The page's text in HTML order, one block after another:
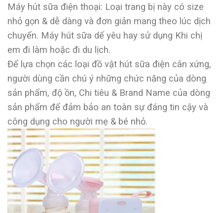
Máy hút sữa điện thoại: Loại trang bị này có size
nhỏ gọn & dễ dàng và đơn giản mang theo lúc dịch
chuyển. Máy hút sữa dế yêu hay sử dụng Khi chị
em đi làm hoặc đi du lịch.
Để lựa chọn các loại đồ vật hút sữa điện cân xứng,
người dùng cần chú ý những chức năng của dòng
sản phẩm, độ ồn, Chi tiêu & Brand Name của dòng
sản phẩm để đảm bảo an toàn sự đáng tin cậy và
công dụng cho người mẹ & bé nhỏ.